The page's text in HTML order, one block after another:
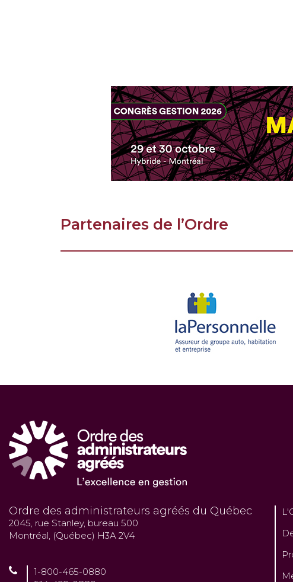
Partenaires de l’Ordre
Ordre des administrateurs agréés du Québec
2045, rue Stanley, bureau 500
Montréal, (Québec) H3A 2V4
1-800-465-0880